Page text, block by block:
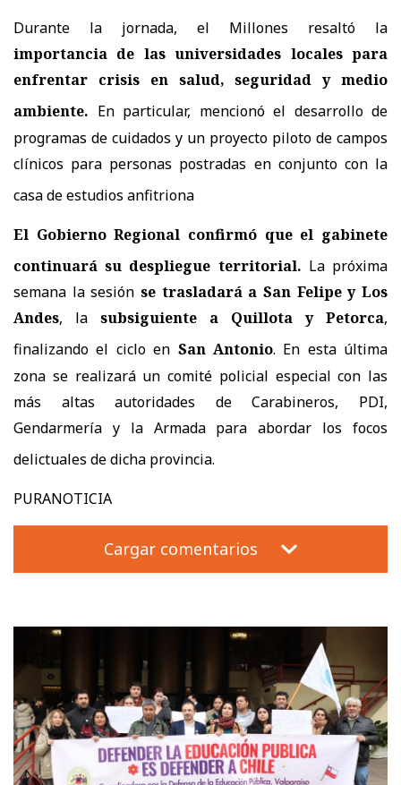
Durante la jornada, el Millones resaltó la
importancia de las universidades locales para
enfrentar crisis en salud, seguridad y medio
ambiente. En particular, mencionó el desarrollo de
programas de cuidados y un proyecto piloto de campos
clínicos para personas postradas en conjunto con la
casa de estudios anfitriona
El Gobierno Regional confirmó que el gabinete
continuará su despliegue territorial. La próxima
semana la sesión se trasladará aSan Felipe y Los
Andes, la subsiguiente a Quillota y Petorca,
finalizando el ciclo en San Antonio. En esta última
zona se realizará un comité policial especial con las
más altas autoridades de Carabineros, PDI,
Gendarmería y la Armada para abordar los focos
delictuales de dicha provincia.
PURANOTICIA
Cargar comentarios